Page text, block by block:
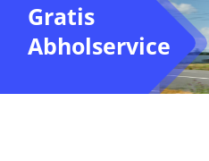
Gratis
Abholservice